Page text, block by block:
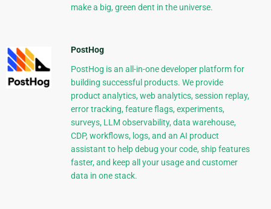
make a big, green dent in the universe.
PostHog
PostHog is an all-in-one developer platform for
building successful products. We provide
product analytics, web analytics, session replay,
error tracking, feature flags, experiments,
surveys, LLM observability, data warehouse,
CDP, workflows, logs, and an AI product
assistant to help debug your code, ship features
faster, and keep all your usage and customer
data in one stack.